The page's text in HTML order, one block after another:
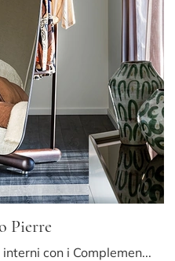
Pierre
Desideri impreziosire i tuoi interni con i Complementi Cattelan Italia? Ti presentiamo differenti modelli di specchi in legno come Specchio Pierre.